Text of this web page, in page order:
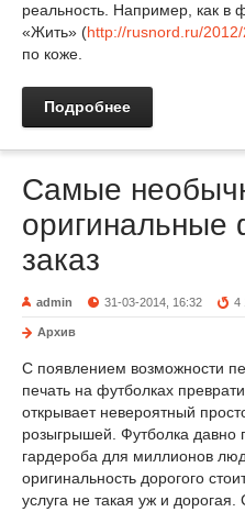
реальность. Например, как в
«Жить» (http://rusnord.ru/
по коже.
Подробнее
Самые
оригинальные
заказ
admin 31-03-2014, 16:32 4
Архив
С появлением возможности
печать на футболках
открывает невероятный
розыгрышей. Футболка давно
гардероба для миллионов
оригинальность дорогого
услуга не такая уж и дорогая.